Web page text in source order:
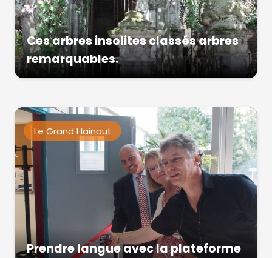
Ces arbres insolites classés arbres
remarquables.
Le Grand Hainaut
Prendre langue avec la plateforme